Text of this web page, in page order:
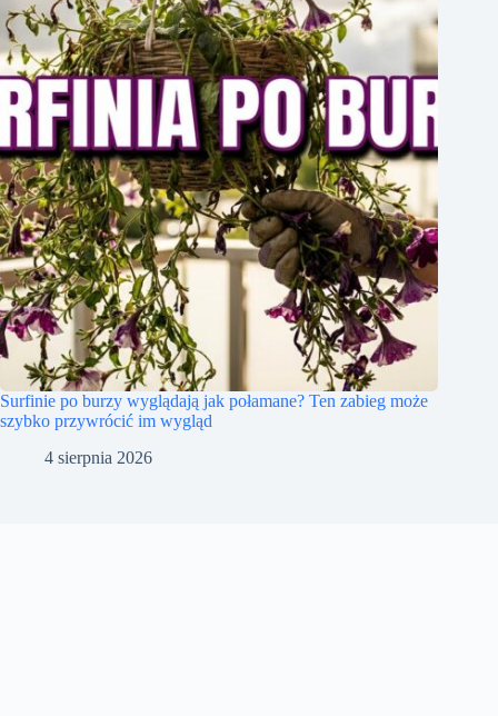
Surfinie po burzy wyglądają jak połamane? Ten zabieg może
szybko przywrócić im wygląd
4 sierpnia 2026